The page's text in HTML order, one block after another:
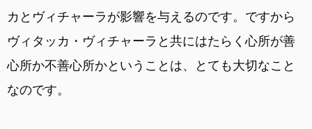
カとヴィチャーラが影響を与えるのです。ですから
ヴィタッカ・ヴィチャーラと共にはたらく心所が善
心所か不善心所かということは、とても大切なこと
なのです。